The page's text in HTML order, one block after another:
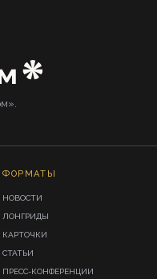
ФОРМАТЫ
НОВОСТИ
ЛОНГРИДЫ
КАРТОЧКИ
СТАТЬИ
ПРЕСС-КОНФЕРЕНЦИИ